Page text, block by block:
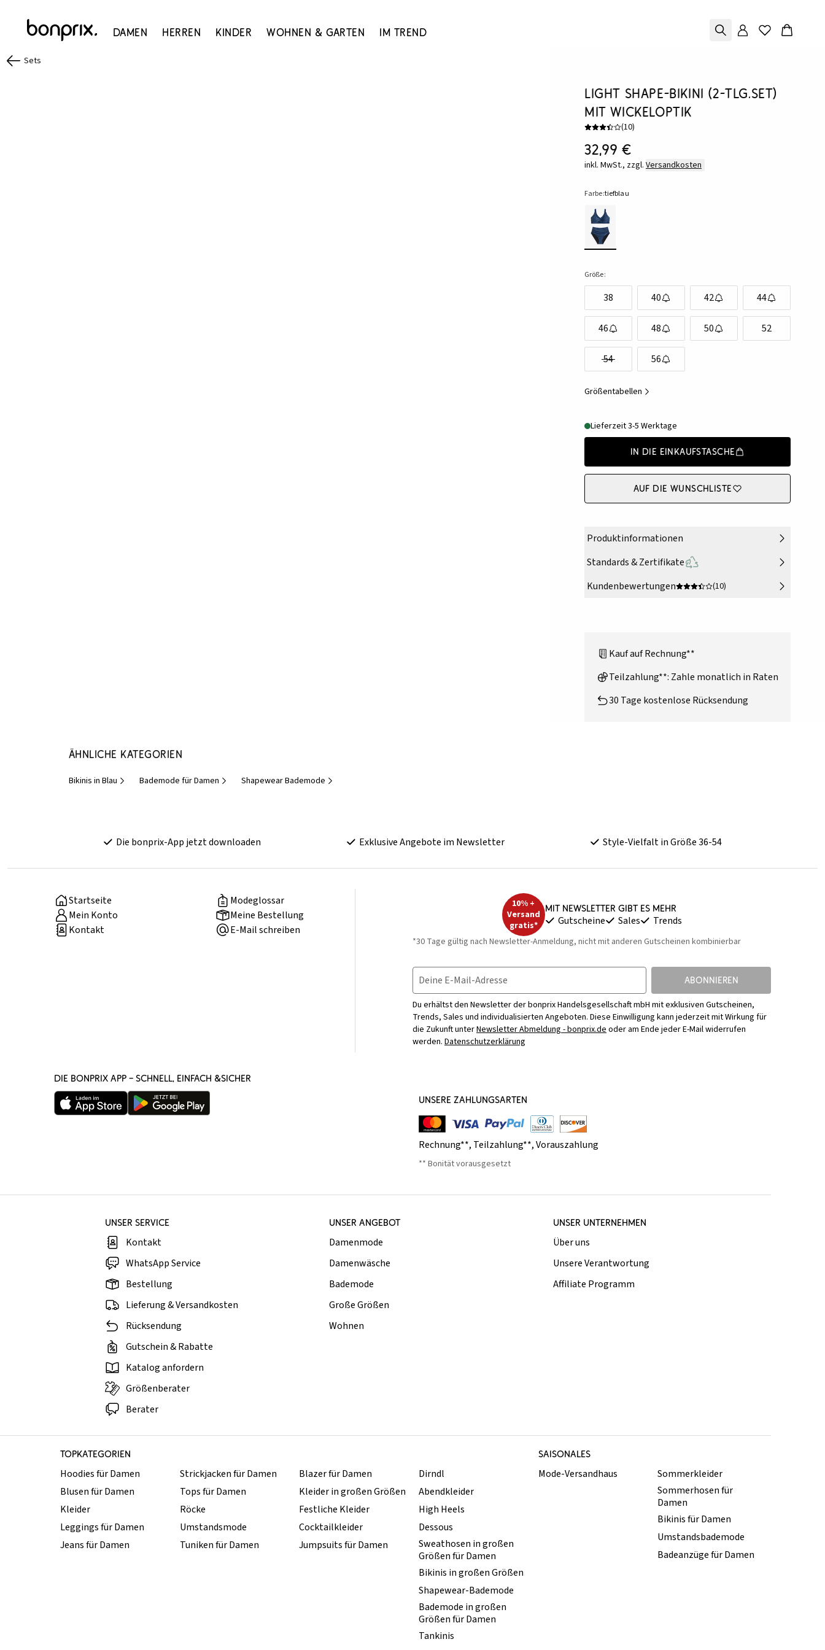
Damen Herren Kinder Wohnen & Garten Im Trend
Sets
Light Shape-Bikini (2-tlg.Set)
mit Wickeloptik
(10)
32,99 €
inkl. MwSt., zzgl. Versandkosten
Farbe:tiefblau
Größe:
38 40 42 44
46 48 50 52
54 56
Größentabellen
Lieferzeit 3-5 Werktage
In die Einkaufstasche
Auf die Wunschliste
Produktinformationen
Standards & Zertifikate
Kundenbewertungen
(10)
Kauf auf Rechnung**
Teilzahlung**: Zahle monatlich in Raten
30 Tage kostenlose Rücksendung
Ähnliche Kategorien
Bikinis in Blau Bademode für Damen Shapewear Bademode
Die bonprix-App jetzt downloaden Exklusive Angebote im Newsletter Style-Vielfalt in Größe 36-54
Startseite
Modeglossar
Mein Konto
Meine Bestellung
Kontakt
E-Mail schreiben
10% +
Versand
gratis*
Mit Newsletter gibt es mehr
Gutscheine Sales Trends
*30 Tage gültig nach Newsletter-Anmeldung, nicht mit anderen Gutscheinen kombinierbar
Deine E-Mail-Adresse ABONNIEREN
Du erhältst den Newsletter der bonprix Handelsgesellschaft mbH mit exklusiven Gutscheinen,
Trends, Sales und individualisierten Angeboten. Diese Einwilligung kann jederzeit mit Wirkung für
die Zukunft unterNewsletter Abmeldung - bonprix.deoder am Ende jeder E-Mail widerrufen
werden. Datenschutzerklärung
DIE BONPRIX APP – SCHNELL, EINFACH &SICHER
UNSERE ZAHLUNGSARTEN
Rechnung**, Teilzahlung**,Vorauszahlung
** Bonität vorausgesetzt
UNSER SERVICE
Kontakt
WhatsApp Service
Bestellung
Lieferung & Versandkosten
Rücksendung
Gutschein & Rabatte
Katalog anfordern
Größenberater
Berater
UNSER ANGEBOT
Damenmode
Damenwäsche
Bademode
Große Größen
Wohnen
UNSER UNTERNEHMEN
Über uns
Unsere Verantwortung
Affiliate Programm
TOPKATEGORIEN SAISONALES
Hoodies für Damen
Blusen für Damen
Kleider
Leggings für Damen
Jeans für Damen
Strickjacken für Damen
Tops für Damen
Röcke
Umstandsmode
Tuniken für Damen
Blazer für Damen
Kleider in großen Größen
Festliche Kleider
Cocktailkleider
Jumpsuits für Damen
Dirndl
Abendkleider
High Heels
Dessous
Sweathosen in großen
Größen für Damen
Mode-Versandhaus
Sommerkleider
Sommerhosen für
Damen
Bikinis für Damen
Umstandsbademode
Badeanzüge für Damen
Bikinis in großen Größen
Shapewear-Bademode
Bademode in großen
Größen für Damen
Tankinis